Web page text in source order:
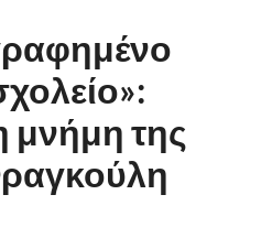
Π.Ε.
μνήμη της